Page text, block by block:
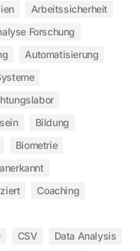
Arbeitssicherheit
Forschung
Automatisierung
Bildung
Biometrie
Coaching
CSV
Data Analysis